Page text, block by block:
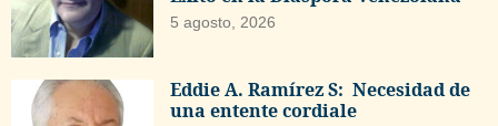
5 agosto, 2026
Eddie A. Ramírez S: Necesidad de
una entente cordiale